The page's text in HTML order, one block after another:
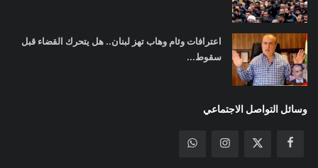
اعترافات وئام وهاب تهز لبنان.. هل يتحرك القضاء قبل
سقوط...
وسائل التواصل الاجتماعي